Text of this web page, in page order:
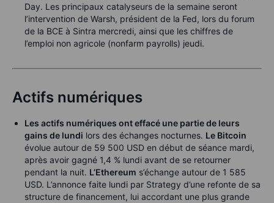
Day. Les principaux catalyseurs de la semaine seront
l’intervention de Warsh, président de la Fed, lors du forum
de la BCE à Sintra mercredi, ainsi que les chiffres de
l’emploi non agricole (nonfarm payrolls) jeudi.
Actifs numériques
Les actifs numériques ont effacé une partie de leurs
gains de lundi lors des échanges nocturnes. Le Bitcoin
évolue autour de 59 500 USD en début de séance mardi,
après avoir gagné 1,4 % lundi avant de se retourner
pendant la nuit. L’Ethereum s’échange autour de 1 585
USD. L’annonce faite lundi par Strategy d’une refonte de sa
structure de financement, lui accordant une plus grande